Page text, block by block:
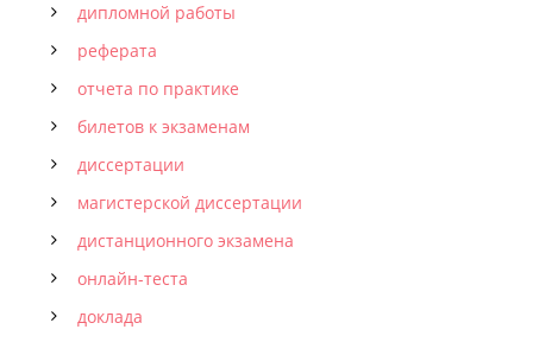
дипломной работы
реферата
отчета по практике
билетов к экзаменам
диссертации
магистерской диссертации
дистанционного экзамена
онлайн-теста
доклада